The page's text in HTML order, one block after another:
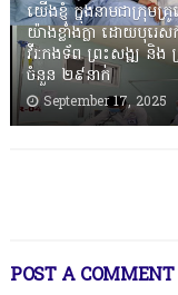
យើងខ្ញុំ ក្នុងនាមជាក្រុម
យ៉ាងខ្លាំងក្លា ដោយបុរេ
វីរ:កងទ័ព ព្រះសង្ឍ និង
ចំនួន ២៩នាក់
September 17, 2025
POST A COMMENT